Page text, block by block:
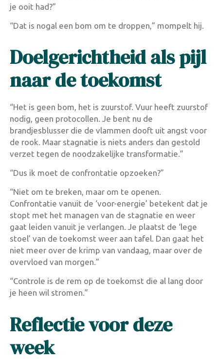
je ooit had?”
“Dat is nogal een bom om te droppen,” mompelt hij.
Doelgerichtheid als pijl
naar de toekomst
“Het is geen bom, het is zuurstof. Vuur heeft zuurstof
nodig, geen protocollen. Je bent nu de
brandjesblusser die de vlammen dooft uit angst voor
de rook. Maar stagnatie is niets anders dan gestold
verzet tegen de noodzakelijke transformatie.”
“Dus ik moet de confrontatie opzoeken?”
“Niet om te breken, maar om te openen.
Confrontatie vanuit de ‘voor-energie’ betekent dat je
stopt met het managen van de stagnatie en weer
gaat leiden vanuit je verlangen. Je plaatst de ‘lege
stoel’ van de toekomst weer aan tafel. Dan gaat het
niet meer over de krimp van vandaag, maar over de
overvloed van morgen.”
“Controle is de rem op de toekomst die al lang door
je heen wil stromen.”
Reflectie voor deze
week